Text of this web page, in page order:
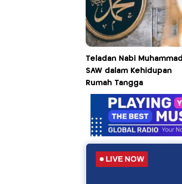
Teladan Nabi Muhammad
SAW dalam Kehidupan
Rumah Tangga
LIVE NOW